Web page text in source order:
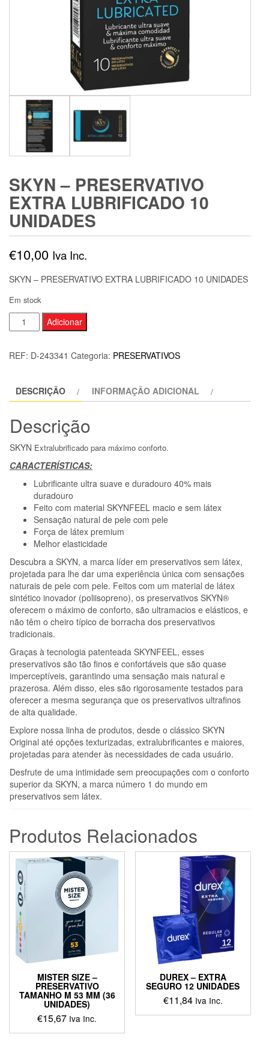
SKYN – PRESERVATIVO
EXTRA LUBRIFICADO 10
UNIDADES
€10,00 Iva Inc.
SKYN – PRESERVATIVO EXTRA LUBRIFICADO 10 UNIDADES
Em stock
Quantidade
de
EXTRA
10
Adicionar
REF: D-243341 Categoria: PRESERVATIVOS
DESCRIÇÃO INFORMAÇÃO ADICIONAL
Descrição
SKYN Extralubrificado para máximo conforto.
CARACTERÍSTICAS:
Lubrificante ultra suave e duradouro 40% mais
duradouro
Feito com material SKYNFEEL macio e sem látex
Sensação natural de pele com pele
Força de látex premium
Melhor elasticidade
Descubra a SKYN, a marca líder em preservativos sem látex,
projetada para lhe dar uma experiência única com sensações
naturais de pele com pele. Feitos com um material de látex
sintético inovador (poliisopreno), os preservativos SKYN®
oferecem o máximo de conforto, são ultramacios e elásticos, e
não têm o cheiro típico de borracha dos preservativos
tradicionais.
Graças à tecnologia patenteada SKYNFEEL, esses
preservativos são tão finos e confortáveis que são quase
imperceptíveis, garantindo uma sensação mais natural e
prazerosa. Além disso, eles são rigorosamente testados para
oferecer a mesma segurança que os preservativos ultrafinos
de alta qualidade.
Explore nossa linha de produtos, desde o clássico SKYN
Original até opções texturizadas, extralubrificantes e maiores,
projetadas para atender às necessidades de cada usuário.
Desfrute de uma intimidade sem preocupações com o conforto
superior da SKYN, a marca número 1 do mundo em
preservativos sem látex.
Produtos Relacionados
MISTER SIZE –
PRESERVATIVO
TAMANHO M 53 MM (36
UNIDADES)
€15,67 Iva Inc.
DUREX – EXTRA
SEGURO 12 UNIDADES
€11,84 Iva Inc.